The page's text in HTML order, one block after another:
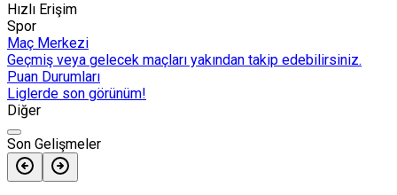
Hızlı Erişim
Spor
Maç Merkezi
Geçmiş veya gelecek maçları yakından takip edebilirsiniz.
Puan Durumları
Liglerde son görünüm!
Diğer
Son Gelişmeler